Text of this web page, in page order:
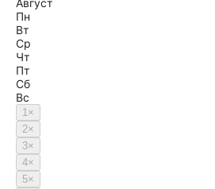
Август
Пн
Вт
Ср
Чт
Пт
Сб
Вс
1×
2×
3×
4×
5×